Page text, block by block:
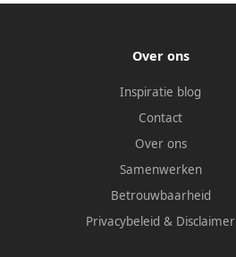
Over ons
Inspiratie blog
Contact
Over ons
Samenwerken
Betrouwbaarheid
Privacybeleid & Disclaimer